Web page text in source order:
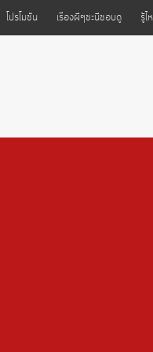
โปรโมชั่น เรื่องผีๆชะนีชอบดู รู้ไ